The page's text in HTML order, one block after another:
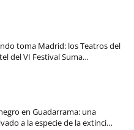
toma Madrid: los Teatros del
del VI Festival Suma…
en Guadarrama: una
a la especie de la extinci…